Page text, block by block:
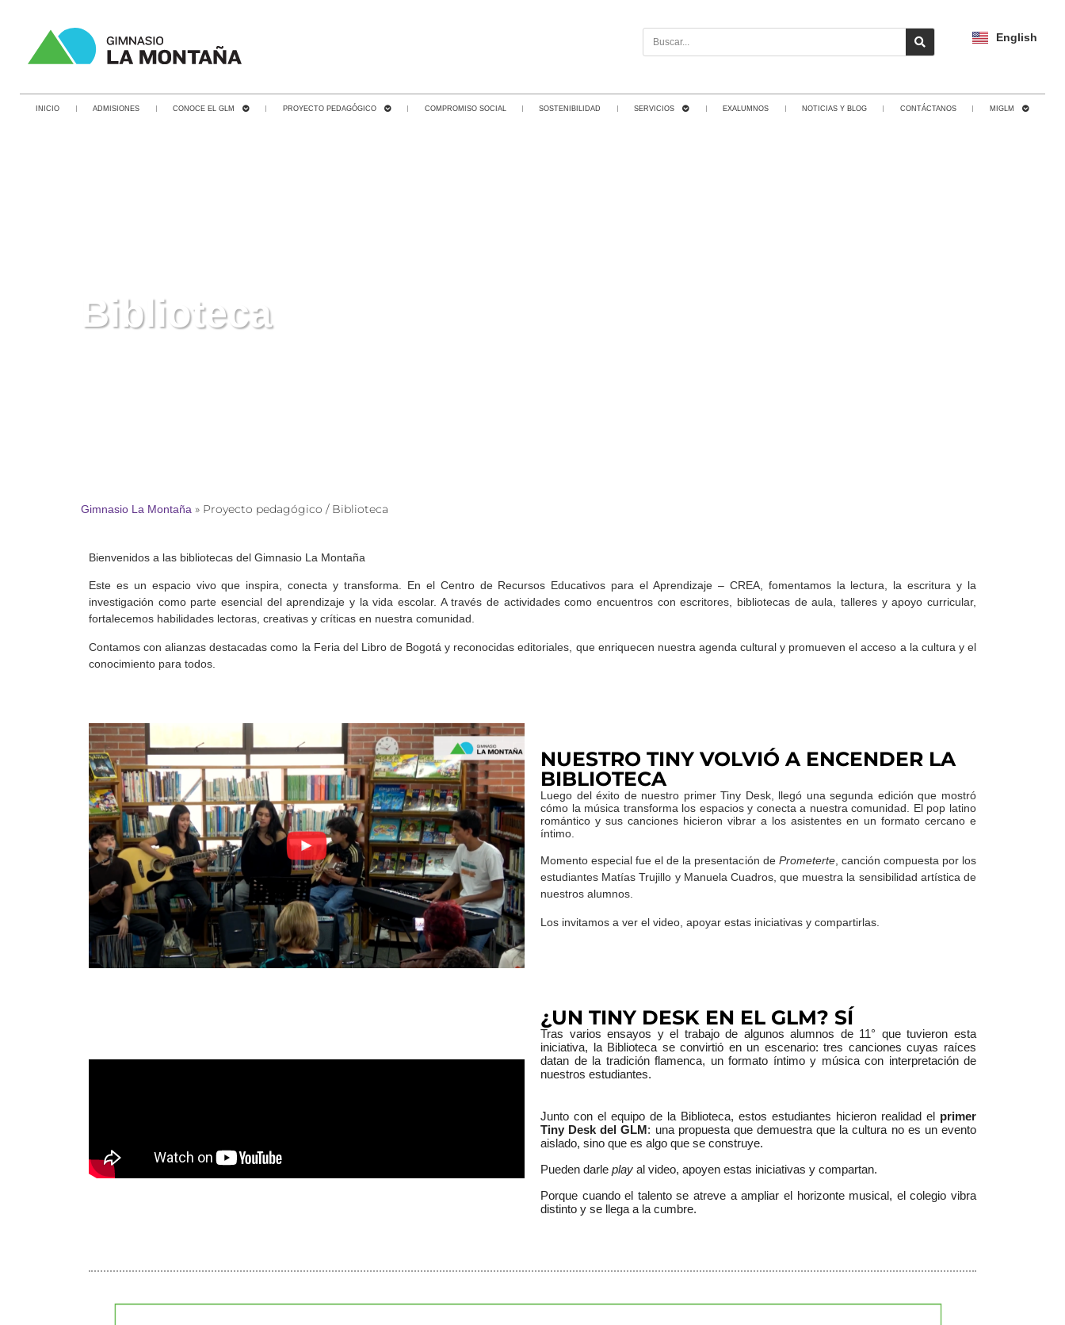
English
INICIO ADMISIONES CONOCE EL GLM PROYECTO PEDAGÓGICO COMPROMISO SOCIAL SOSTENIBILIDAD SERVICIOS EXALUMNOS NOTICIAS Y BLOG CONTÁCTANOS MIGLM
Biblioteca
Gimnasio La Montaña » Proyecto pedagógico / Biblioteca
Bienvenidos a las bibliotecas del Gimnasio La Montaña
Este es un espacio vivo que inspira, conecta y transforma. En el Centro de Recursos Educativos para el Aprendizaje – CREA, fomentamos la lectura, la escritura y la
investigación como parte esencial del aprendizaje y la vida escolar. A través de actividades como encuentros con escritores, bibliotecas de aula, talleres y apoyo curricular,
fortalecemos habilidades lectoras, creativas y críticas en nuestra comunidad.
Contamos con alianzas destacadas como la Feria del Libro de Bogotá y reconocidas editoriales, que enriquecen nuestra agenda cultural y promueven el acceso a la cultura y el
conocimiento para todos.
NUESTRO TINY VOLVIÓ A ENCENDER LA
BIBLIOTECA
Luego del éxito de nuestro primer Tiny Desk, llegó una segunda edición que mostró
cómo la música transforma los espacios y conecta a nuestra comunidad. El pop latino
romántico y sus canciones hicieron vibrar a los asistentes en un formato cercano e
íntimo.
Momento especial fue el de la presentación de Prometerte, canción compuesta por los
estudiantes Matías Trujillo y Manuela Cuadros, que muestra la sensibilidad artística de
nuestros alumnos.
Los invitamos a ver el video, apoyar estas iniciativas y compartirlas.
¿UN TINY DESK EN EL GLM? SÍ
Tras varios ensayos y el trabajo de algunos alumnos de 11° que tuvieron esta
iniciativa, la Biblioteca se convirtió en un escenario: tres canciones cuyas raíces
datan de la tradición flamenca, un formato íntimo y música con interpretación de
nuestros estudiantes.
Junto con el equipo de la Biblioteca, estos estudiantes hicieron realidad el primer
Tiny Desk del GLM : una propuesta que demuestra que la cultura no es un evento
aislado, sino que es algo que se construye.
Pueden darle play al video, apoyen estas iniciativas y compartan.
Porque cuando el talento se atreve a ampliar el horizonte musical, el colegio vibra
distinto y se llega a la cumbre.